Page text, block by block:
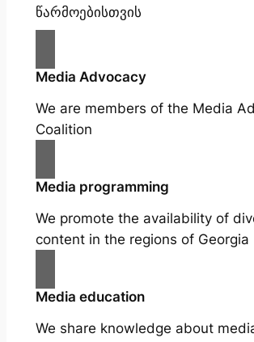
წარმოებისთვის
Media Advocacy
We are members of the Media
Coalition
Media programming
We promote the availability of
content in the regions of Georgia
Media education
We share knowledge about